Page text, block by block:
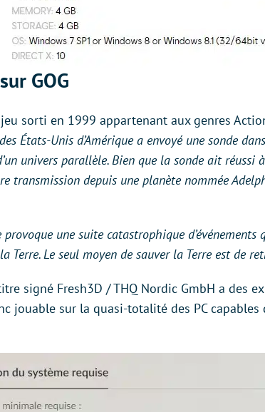
GOG
sorti en 1999 appartenant aux genres
des États-Unis d’Amérique a envoyé une sonde
univers parallèle. Bien que la sonde ait réussi
transmission depuis une planète nommée
une suite catastrophique d’événements
Terre. Le seul moyen de sauver la Terre est de
signé Fresh3D / THQ Nordic GmbH a des
jouable sur la quasi-totalité des PC